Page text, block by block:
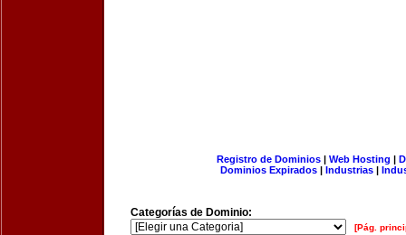
Registro de Dominios| Web Hosting |
Dominios Expirados | Industrias |
Categorías de Dominio:
[Pág.